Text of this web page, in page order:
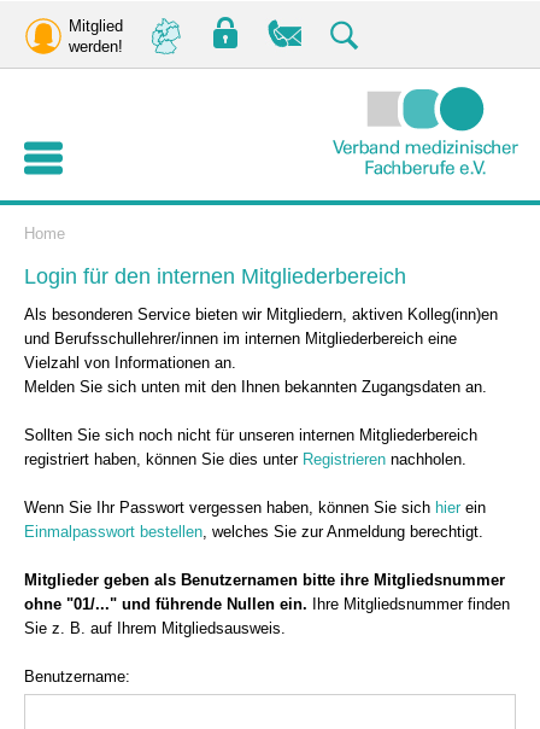
Mitglied
werden!
Home
Login für den internen Mitgliederbereich
Als besonderen Service bieten wir Mitgliedern, aktiven Kolleg(inn)en
und Berufsschullehrer/innen im internen Mitgliederbereich eine
Vielzahl von Informationen an.
Melden Sie sich unten mit den Ihnen bekannten Zugangsdaten an.
Sollten Sie sich noch nicht für unseren internen Mitgliederbereich
registriert haben, können Sie dies unter Registrieren nachholen.
Wenn Sie Ihr Passwort vergessen haben, können Sie sich hierein
Einmalpasswort bestellen, welches Sie zur Anmeldung berechtigt.
Mitglieder geben als Benutzernamen bitte ihre Mitgliedsnummer
ohne "01/..." und führende Nullen ein. Ihre Mitgliedsnummer finden
Sie z. B. auf Ihrem Mitgliedsausweis.
Benutzername: